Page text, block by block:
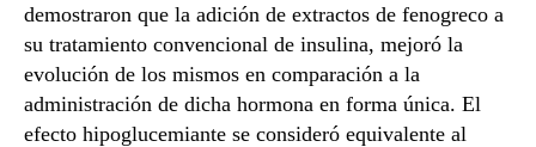
demostraron que la adición de extractos de fenogreco a
su tratamiento convencional de insulina, mejoró la
evolución de los mismos en comparación a la
administración de dicha hormona en forma única. El
efecto hipoglucemiante se consideró equivalente al